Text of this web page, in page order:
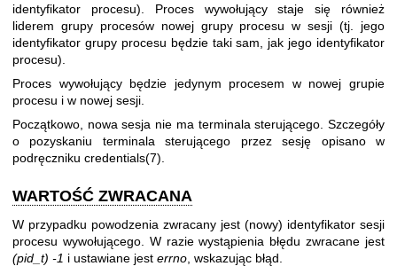
identyfikator procesu). Proces wywołujący staje się również
liderem grupy procesów nowej grupy procesu w sesji (tj. jego
identyfikator grupy procesu będzie taki sam, jak jego identyfikator
procesu).
Proces wywołujący będzie jedynym procesem w nowej grupie
procesu i w nowej sesji.
Początkowo, nowa sesja nie ma terminala sterującego. Szczegóły
o pozyskaniu terminala sterującego przez sesję opisano w
podręczniku credentials(7).
WARTOŚĆ ZWRACANA
W przypadku powodzenia zwracany jest (nowy) identyfikator sesji
procesu wywołującego. W razie wystąpienia błędu zwracane jest
(pid_t) -1 i ustawiane jest errno , wskazując błąd.